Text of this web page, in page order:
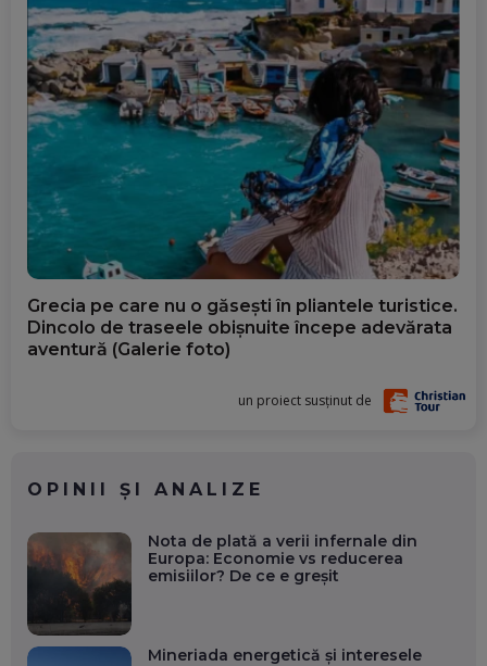
Grecia pe care nu o găsești în pliantele turistice.
Dincolo de traseele obișnuite începe adevărata
aventură (Galerie foto)
un proiect susținut de
OPINII ȘI ANALIZE
Nota de plată a verii infernale din
Europa: Economie vs reducerea
emisiilor? De ce e greșit
Mineriada energetică și interesele